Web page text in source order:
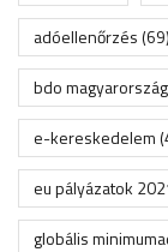
adóellenőrzés(69)
bdo magyarország
e-kereskedelem
eu pályázatok
globális